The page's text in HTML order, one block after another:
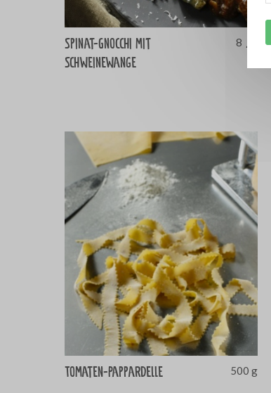
Spinat-Gnocchi mit
Schweinewange
8
Tomaten-Pappardelle 500 g